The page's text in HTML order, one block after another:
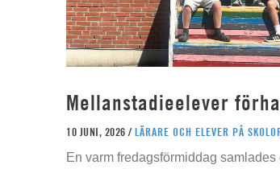
Mellanstadieelever
10 JUNI, 2026 / LÄRARE OCH ELEVER PÅ
En varm fredagsförmiddag